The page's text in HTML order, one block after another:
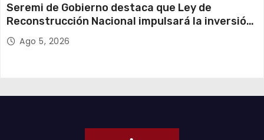
Seremi de Gobierno destaca que Ley de
Reconstrucción Nacional impulsará la inversión
y el empleo en Tarapacá
Ago 5, 2026